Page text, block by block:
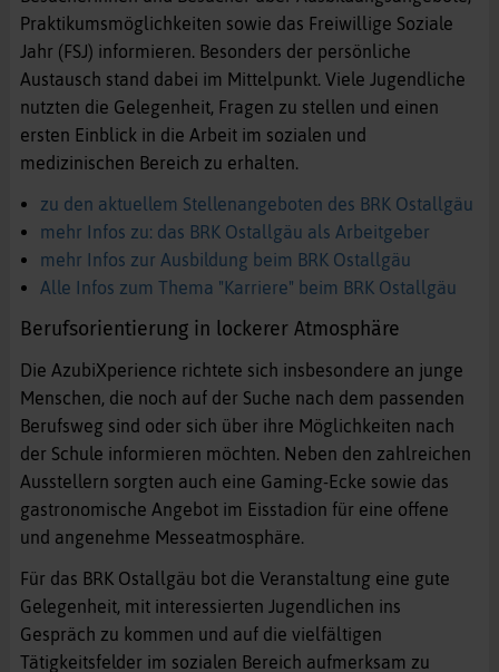
Praktikumsmöglichkeiten sowie das Freiwillige Soziale
Jahr (FSJ) informieren. Besonders der persönliche
Austausch stand dabei im Mittelpunkt. Viele Jugendliche
nutzten die Gelegenheit, Fragen zu stellen und einen
ersten Einblick in die Arbeit im sozialen und
medizinischen Bereich zu erhalten.
zu den aktuellem Stellenangeboten des BRK Ostallgäu
mehr Infos zu: das BRK Ostallgäu als Arbeitgeber
mehr Infos zur Ausbildung beim BRK Ostallgäu
Alle Infos zum Thema "Karriere" beim BRK Ostallgäu
Berufsorientierung in lockerer Atmosphäre
Die AzubiXperience richtete sich insbesondere an junge
Menschen, die noch auf der Suche nach dem passenden
Berufsweg sind oder sich über ihre Möglichkeiten nach
der Schule informieren möchten. Neben den zahlreichen
Ausstellern sorgten auch eine Gaming-Ecke sowie das
gastronomische Angebot im Eisstadion für eine offene
und angenehme Messeatmosphäre.
Für das BRK Ostallgäu bot die Veranstaltung eine gute
Gelegenheit, mit interessierten Jugendlichen ins
Gespräch zu kommen und auf die vielfältigen
Tätigkeitsfelder im sozialen Bereich aufmerksam zu